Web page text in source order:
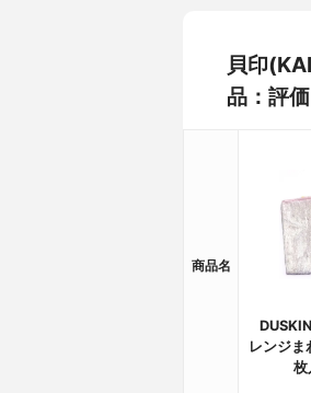
貝印
品：評
商品名
レンジま
枚